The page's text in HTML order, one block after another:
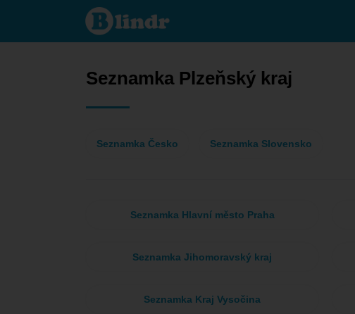
Seznamka
- On
hledá ji
Seznamka Plzeňský kraj
Seznamka Česko Seznamka Slovensko
Seznamka Hlavní město Praha
Seznamka Jihomoravský kraj
Seznamka Kraj Vysočina